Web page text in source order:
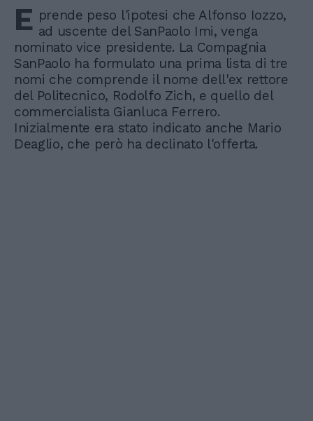
E prende peso l'ipotesi che Alfonso Iozzo,
ad uscente del SanPaolo Imi, venga
nominato vice presidente. La Compagnia
SanPaolo ha formulato una prima lista di tre
nomi che comprende il nome dell'ex rettore
del Politecnico, Rodolfo Zich, e quello del
commercialista Gianluca Ferrero.
Inizialmente era stato indicato anche Mario
Deaglio, che però ha declinato l'offerta.